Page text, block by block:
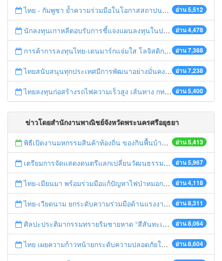
อ่าน 5,512
ไทย - กัมพูชา ย้ำความร่วมมือในโอกาสสถาปนาความสัมพันธ์ทางการทูตครบรอบ 65 ปี
อ่าน 4,478
นักลงทุนเกาหลีตอบรับการชี้แจงแผนลงทุนในประเทศไทย
อ่าน 7,388
การค้าการลงทุนไทย-เดนมาร์กแจ่มใส โลจิสติกส์ไทยโดดเด่นในภูมิภาค
อ่าน 7,238
ไทยสนับสนุนทุกประเทศมีการพัฒนาอย่างมั่นคง มั่งคั่ง ยั่งยืน ในการประชุม Boao Forum for Asia
อ่าน 5,400
ไทยลงทุนก่อสร้างรถไฟความเร็วสูง เส้นทาง กทม.-นครราชสีมา
ข่าวโดยสำนักงานพาณิชย์จังหวัดพระนครศรีอยุธยา
อ่าน 5,413
พิธีเปิดงานมหกรรมสินค้าท้องถิ่น ของกินพื้นบ้าน งานสรงน้ำหลวงปู่ทวด และเปิดศูนย์เครือข่ายธุรกิจ Biz Club จังหวัดพระนครศรีอยุธยา
อ่าน 5,967
เตรียมการจัดแสดงดนตรีแลกเปลี่ยนวัฒนธรรมไทย-บรูไนฯ "อาไล พาเพลิน”
อ่าน 4,118
ไทย-เมียนมา พร้อมร่วมมือแก้ปัญหาไฟป่าหมอกควัน เตรียมพร้อมเปิดช่องทางห้วยต้นนุ่นเป็นด่านถาวร
อ่าน 8,311
ไทย-เวียดนาม ยกระดับความร่วมมือด้านแรงงานระหว่างประเทศสู่การพัฒนาที่ยั่งยืน
อ่าน 8,064
ศิลปะประติมากรรมทรายริมชายหาด “สีสันทะเลชุมพร สู่อาเซียน”
อ่าน 8,604
ไทย เผยความก้าวหน้ายกระดับความปลอดภัยในการทำงานสู่มาตรฐานสากล